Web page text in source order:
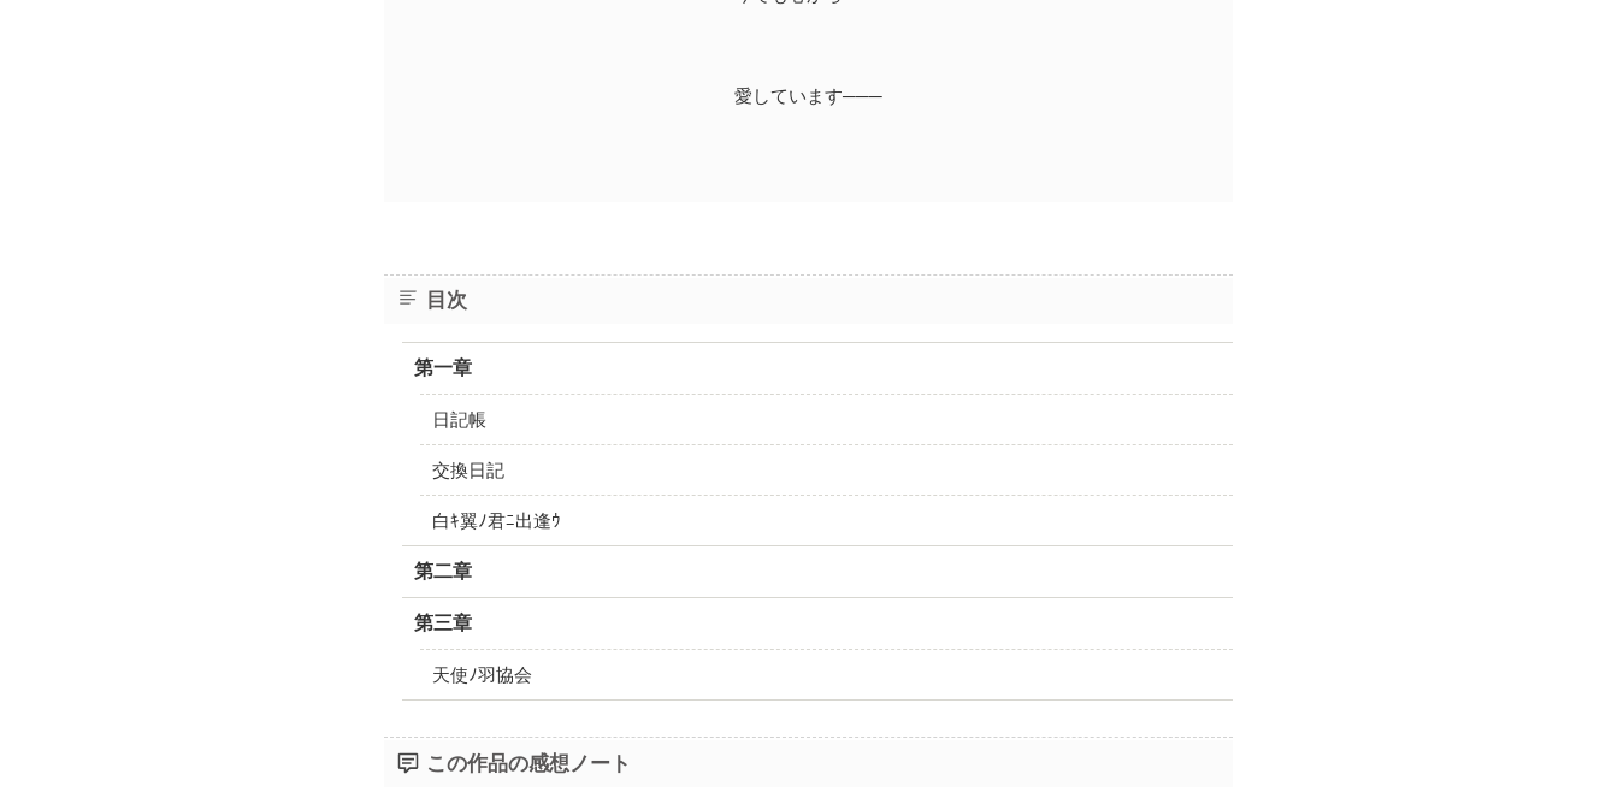
愛しています───
目次
第一章
日記帳
交換日記
白ｷ翼ﾉ君ﾆ出逢ｳ
第二章
第三章
天使ﾉ羽協会
この作品の感想ノート